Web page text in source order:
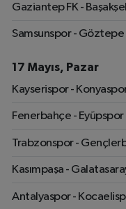
Gaziantep FK -
Samsunspor - Göztepe
17 Mayıs, Pazar
Kayserispor -
Fenerbahçe - Eyüpspor
Trabzonspor -
Kasımpaşa -
Antalyaspor -